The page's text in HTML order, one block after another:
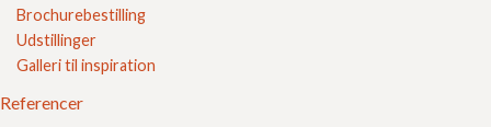
Brochurebestilling
Udstillinger
Galleri til inspiration
Referencer